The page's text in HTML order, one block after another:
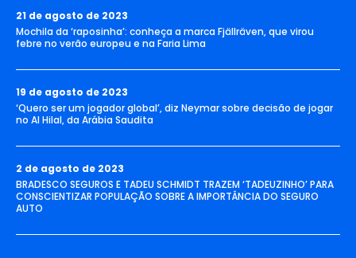
21 de agosto de 2023
Mochila da ‘raposinha’: conheça a marca Fjällräven, que virou
febre no verão europeu e na Faria Lima
19 de agosto de 2023
‘Quero ser um jogador global’, diz Neymar sobre decisão de jogar
no Al Hilal, da Arábia Saudita
2 de agosto de 2023
BRADESCO SEGUROS E TADEU SCHMIDT TRAZEM ‘TADEUZINHO’ PARA
CONSCIENTIZAR POPULAÇÃO SOBRE A IMPORTÂNCIA DO SEGURO
AUTO